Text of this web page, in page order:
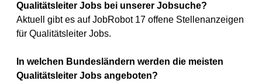
Qualitätsleiter Jobs bei unserer Jobsuche?
Aktuell gibt es auf JobRobot 17 offene Stellenanzeigen
für Qualitätsleiter Jobs.
In welchen Bundesländern werden die meisten
Qualitätsleiter Jobs angeboten?